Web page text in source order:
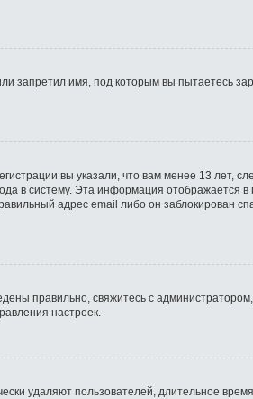
запретил имя, под которым вы пытаетесь
вы указали, что вам менее 13 лет,
в систему. Эта информация отображается в
адрес email либо он заблокирован
правильно, свяжитесь с
настроек.
удаляют пользователей, длительное